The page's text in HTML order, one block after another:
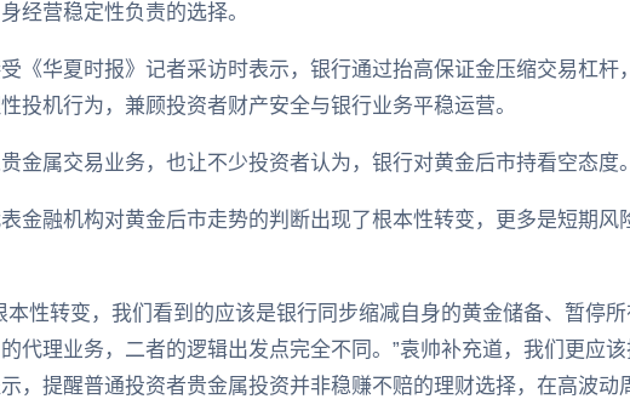
经营稳定性负责的选择。
《华夏时报》记者采访时表示，银行通过抬高保证金压缩交易杠杆
投机行为，兼顾投资者财产安全与银行业务平稳运营。
金属交易业务，也让不少投资者认为，银行对黄金后市持看空态度。
金融机构对黄金后市走势的判断出现了根本性转变，更多是短期风
性转变，我们看到的应该是银行同步缩减自身的黄金储备、暂停
代理业务，二者的逻辑出发点完全不同。”袁帅补充道，我们更应
，提醒普通投资者贵金属投资并非稳赚不赔的理财选择，在高波动